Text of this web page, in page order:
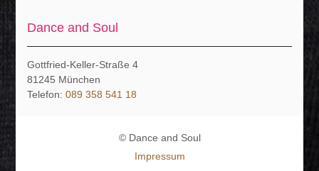
Dance and Soul
Gottfried-Keller-Straße 4
81245 München
Telefon:089 358 541 18
© Dance and Soul
Impressum